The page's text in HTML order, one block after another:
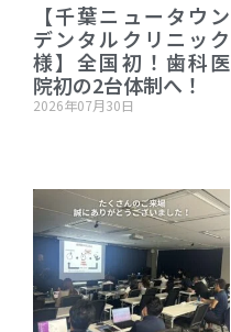
【千葉ニュータウン
デンタルクリニック
様】全国初！歯科医
院初の2台体制へ！
2026年07月30日